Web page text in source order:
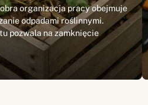
organizacja pracy obejmuje
odpadami roślinnymi.
pozwala na zamknięcie